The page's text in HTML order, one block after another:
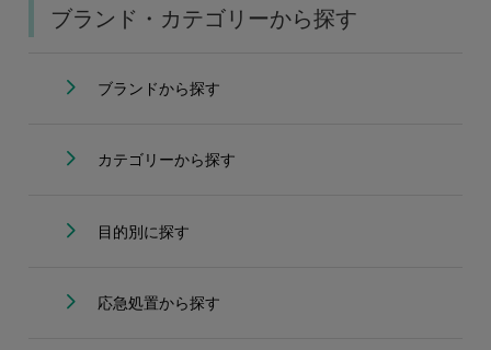
ブランド・カテゴリーから探す
ブランドから探す
カテゴリーから探す
目的別に探す
応急処置から探す